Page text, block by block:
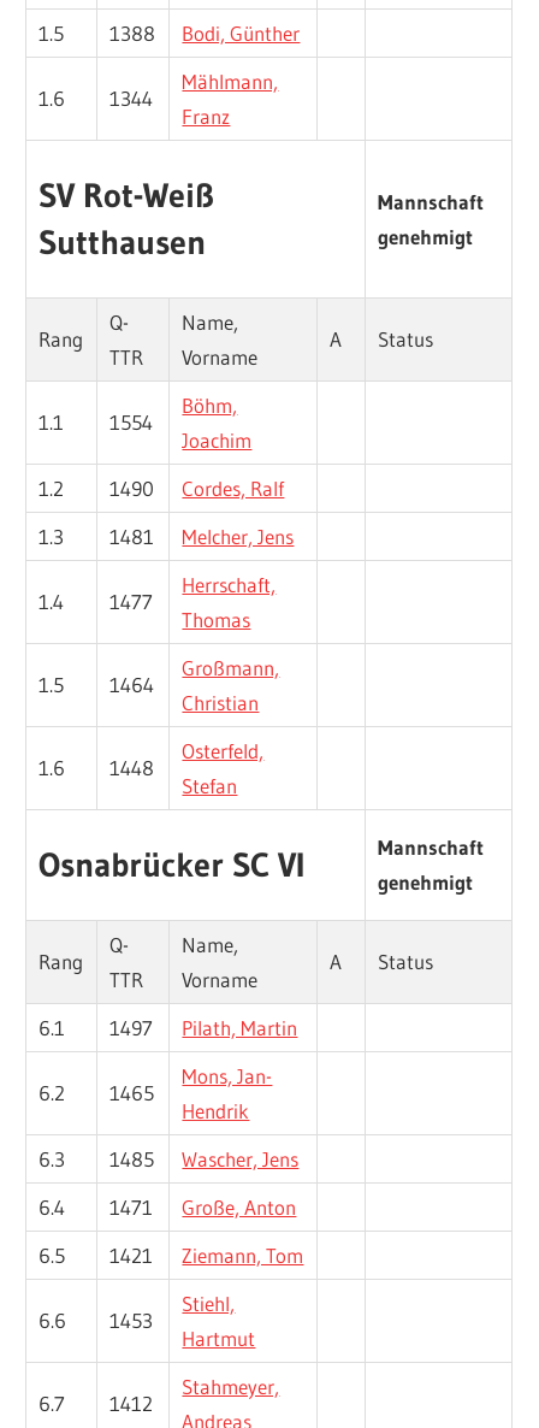
1.5
1388 Bodi, Günther
1.6 1344
Mählmann,
Franz
SV Rot-Weiß
Sutthausen
Mannschaft
genehmigt
Rang
Q-
TTR
Name,
Vorname
A Status
1.1 1554
Böhm,
Joachim
1.2
1490
Cordes, Ralf
1.3
1481 Melcher, Jens
1.4 1477
Herrschaft,
Thomas
1.5 1464
Großmann,
Christian
1.6 1448
Osterfeld,
Stefan
Osnabrücker SC VI
Mannschaft
genehmigt
Rang
Q-
TTR
Name,
Vorname
A Status
6.1 1497 Pilath, Martin
6.2 1465
Mons, Jan-
Hendrik
6.3
1485
Wascher, Jens
6.4
1471
Große, Anton
6.5
1421 Ziemann, Tom
6.6 1453
Stiehl,
Hartmut
6.7 1412
Stahmeyer,
Andreas